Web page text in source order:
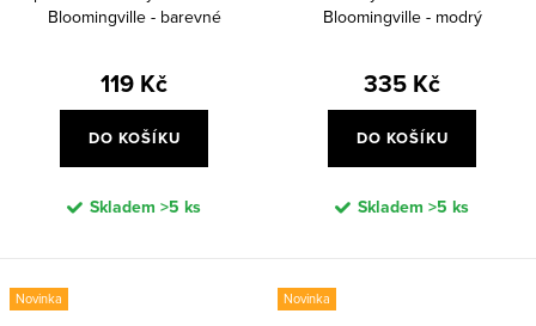
Bloomingville - barevné
119 Kč
DO KOŠÍKU
Skladem >5 ks
Bloomingville - modrý
335 Kč
DO KOŠÍKU
Skladem >5 ks
Novinka Novinka